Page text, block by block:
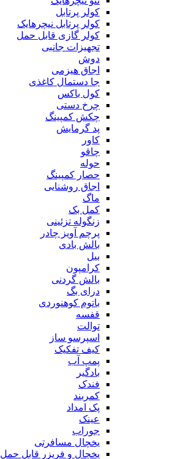
کولر پرتابل
کولر پرتابل نیچرهایک
کولر گازی قابل حمل
تجهیزات جانبی
دوش
اجاق هیزمی
جا دستمال کاغذی
کول باکس
چرخ دستی
چکش کمپینگ
پد گرمایش
کاور
چاقو
حوله
حصار کمپینگ
اجاق روشنایی
ماگ
کمل بک
زنگوله تزئینی
پرچم آویز چادر
بالش بادی
بیل
کرامپون
بالش گردنی
درای بگ
باتوم کوهنوردی
قفسه
توالت
اسپرسو ساز
کیف تفکیک
پمپ آب
بادگیر
فندک
کمربند
پک امداد
عینک
جوراب
یخچال مسافرتی
یخچال و فریزر قابل حمل